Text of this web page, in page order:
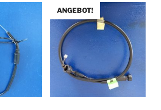
ANGEBOT!